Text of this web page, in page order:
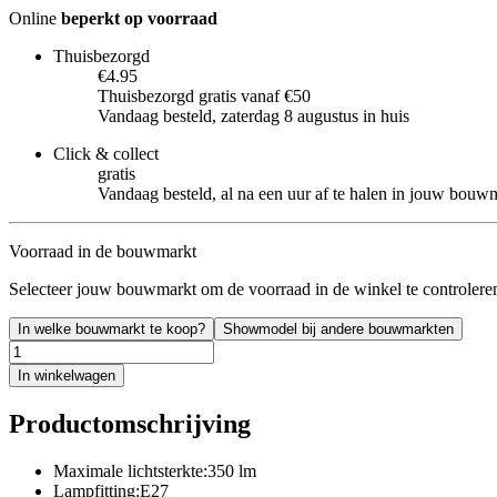
Online beperkt op voorraad
Thuisbezorgd
€4.95
Thuisbezorgd gratis vanaf €50
Vandaag besteld, zaterdag 8 augustus in huis
Click & collect
gratis
Vandaag besteld, al na een uur af te halen in jouw
Voorraad in de bouwmarkt
Selecteer jouw bouwmarkt om de voorraad in de winkel te
In welke bouwmarkt te koop? Showmodel bij andere bouwmarkten
In winkelwagen
Productomschrijving
Maximale lichtsterkte:350 lm
Lampfitting:E27